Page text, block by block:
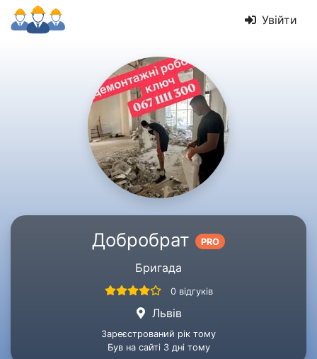
Увійти
Добробрат PRO
Бригада
0 відгуків
Львів
Зареєстрований рік тому
Був на сайті 3 дні тому